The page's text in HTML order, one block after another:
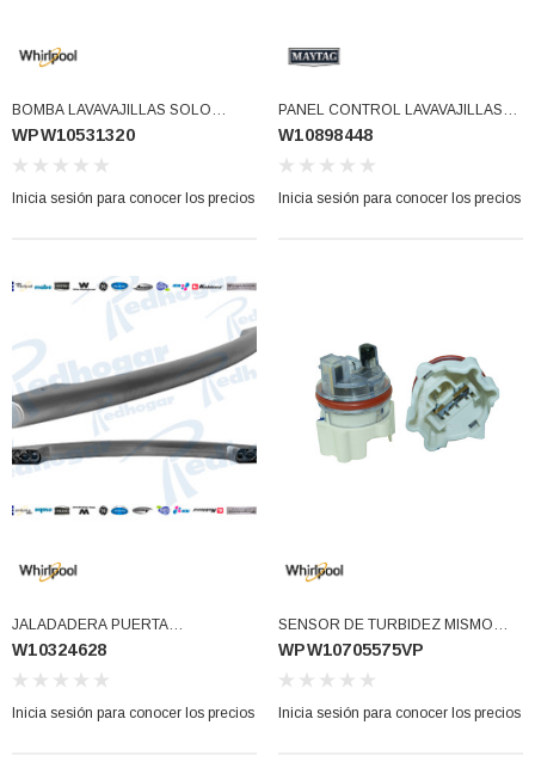
BOMBA LAVAVAJILLAS SOLO
CUERPO MOTOR (WPW10531320)
WPW10531320
Inicia sesión para conocer los precios
PANEL CONTROL LAVAVAJILLAS
W10839468 (W10898448)
W10898448
Inicia sesión para conocer los precios
JALADADERA PUERTA
LAVAVAJILLAS WHIRPOOL
(W10324628)
W10324628
Inicia sesión para conocer los precios
SENSOR DE TURBIDEZ MISMO
W10134017 W10705575
(WPW10705575VP)
WPW10705575VP
Inicia sesión para conocer los precios